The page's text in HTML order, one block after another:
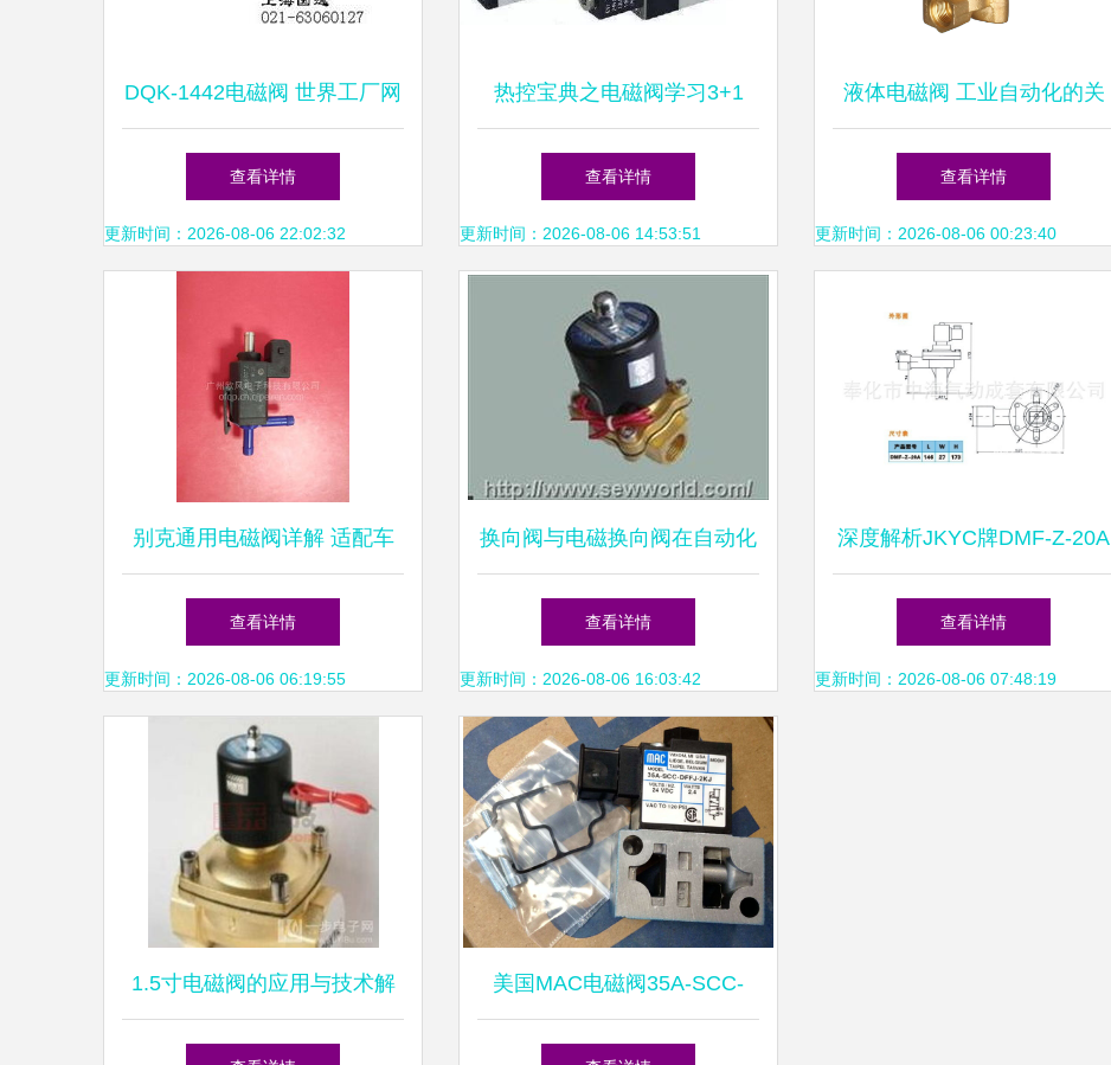
DQK-1442电磁阀 世界工厂网
精选供应信息与技术解析
查看详情
更新时间：2026-08-06 22:02:32
热控宝典之电磁阀学习3+1
查看详情
更新时间：2026-08-06 14:53:51
液体电磁阀 工业自动化的关
键控制元件
查看详情
更新时间：2026-08-06 00:23:40
别克通用电磁阀详解 适配车
型解析及选购指南
查看详情
更新时间：2026-08-06 06:19:55
换向阀与电磁换向阀在自动化
系统中的应用与选型指南
查看详情
更新时间：2026-08-06 16:03:42
深度解析JKYC牌DMF-Z-20A
直角式脉冲阀 性能卓越，值
得信赖的气动元件
查看详情
更新时间：2026-08-06 07:48:19
1.5寸电磁阀的应用与技术解
析
美国MAC电磁阀35A-SCC-
DFFJ-2KJ 高性能工业控制的